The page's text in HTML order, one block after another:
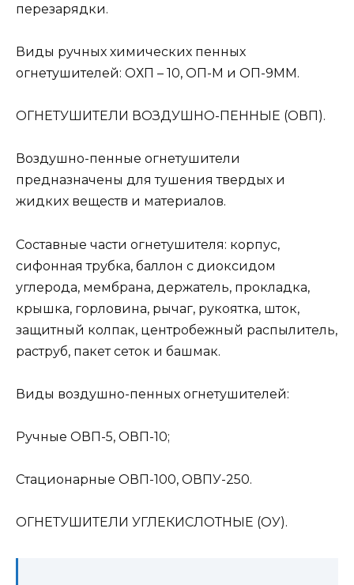
перезарядки.
Виды ручных химических пенных
огнетушителей: ОХП – 10, ОП-М и ОП-9ММ.
ОГНЕТУШИТЕЛИ ВОЗДУШНО-ПЕННЫЕ (ОВП).
Воздушно-пенные огнетушители
предназначены для тушения твердых и
жидких веществ и материалов.
Составные части огнетушителя: корпус,
сифонная трубка, баллон с диоксидом
углерода, мембрана, держатель, прокладка,
крышка, горловина, рычаг, рукоятка, шток,
защитный колпак, центробежный распылитель,
раструб, пакет сеток и башмак.
Виды воздушно-пенных огнетушителей:
Ручные ОВП-5, ОВП-10;
Стационарные ОВП-100, ОВПУ-250.
ОГНЕТУШИТЕЛИ УГЛЕКИСЛОТНЫЕ (ОУ).